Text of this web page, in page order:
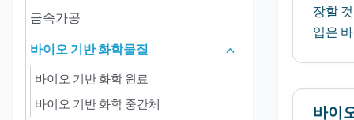
금속가공
바이오 기반 화학물질
바이오 기반 화학 원료
바이오 기반 화학 중간체
장할
입은
바이